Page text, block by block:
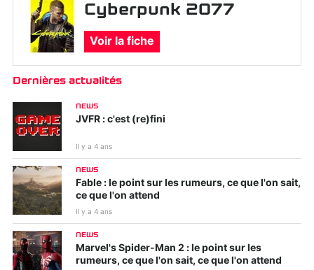
Cyberpunk 2077
Voir la fiche
Dernières actualités
NEWS
JVFR : c'est (re)fini
Il y a 4 ans
NEWS
Fable : le point sur les rumeurs, ce que l'on sait,
ce que l'on attend
Il y a 4 ans
NEWS
Marvel's Spider-Man 2 : le point sur les
rumeurs, ce que l'on sait, ce que l'on attend